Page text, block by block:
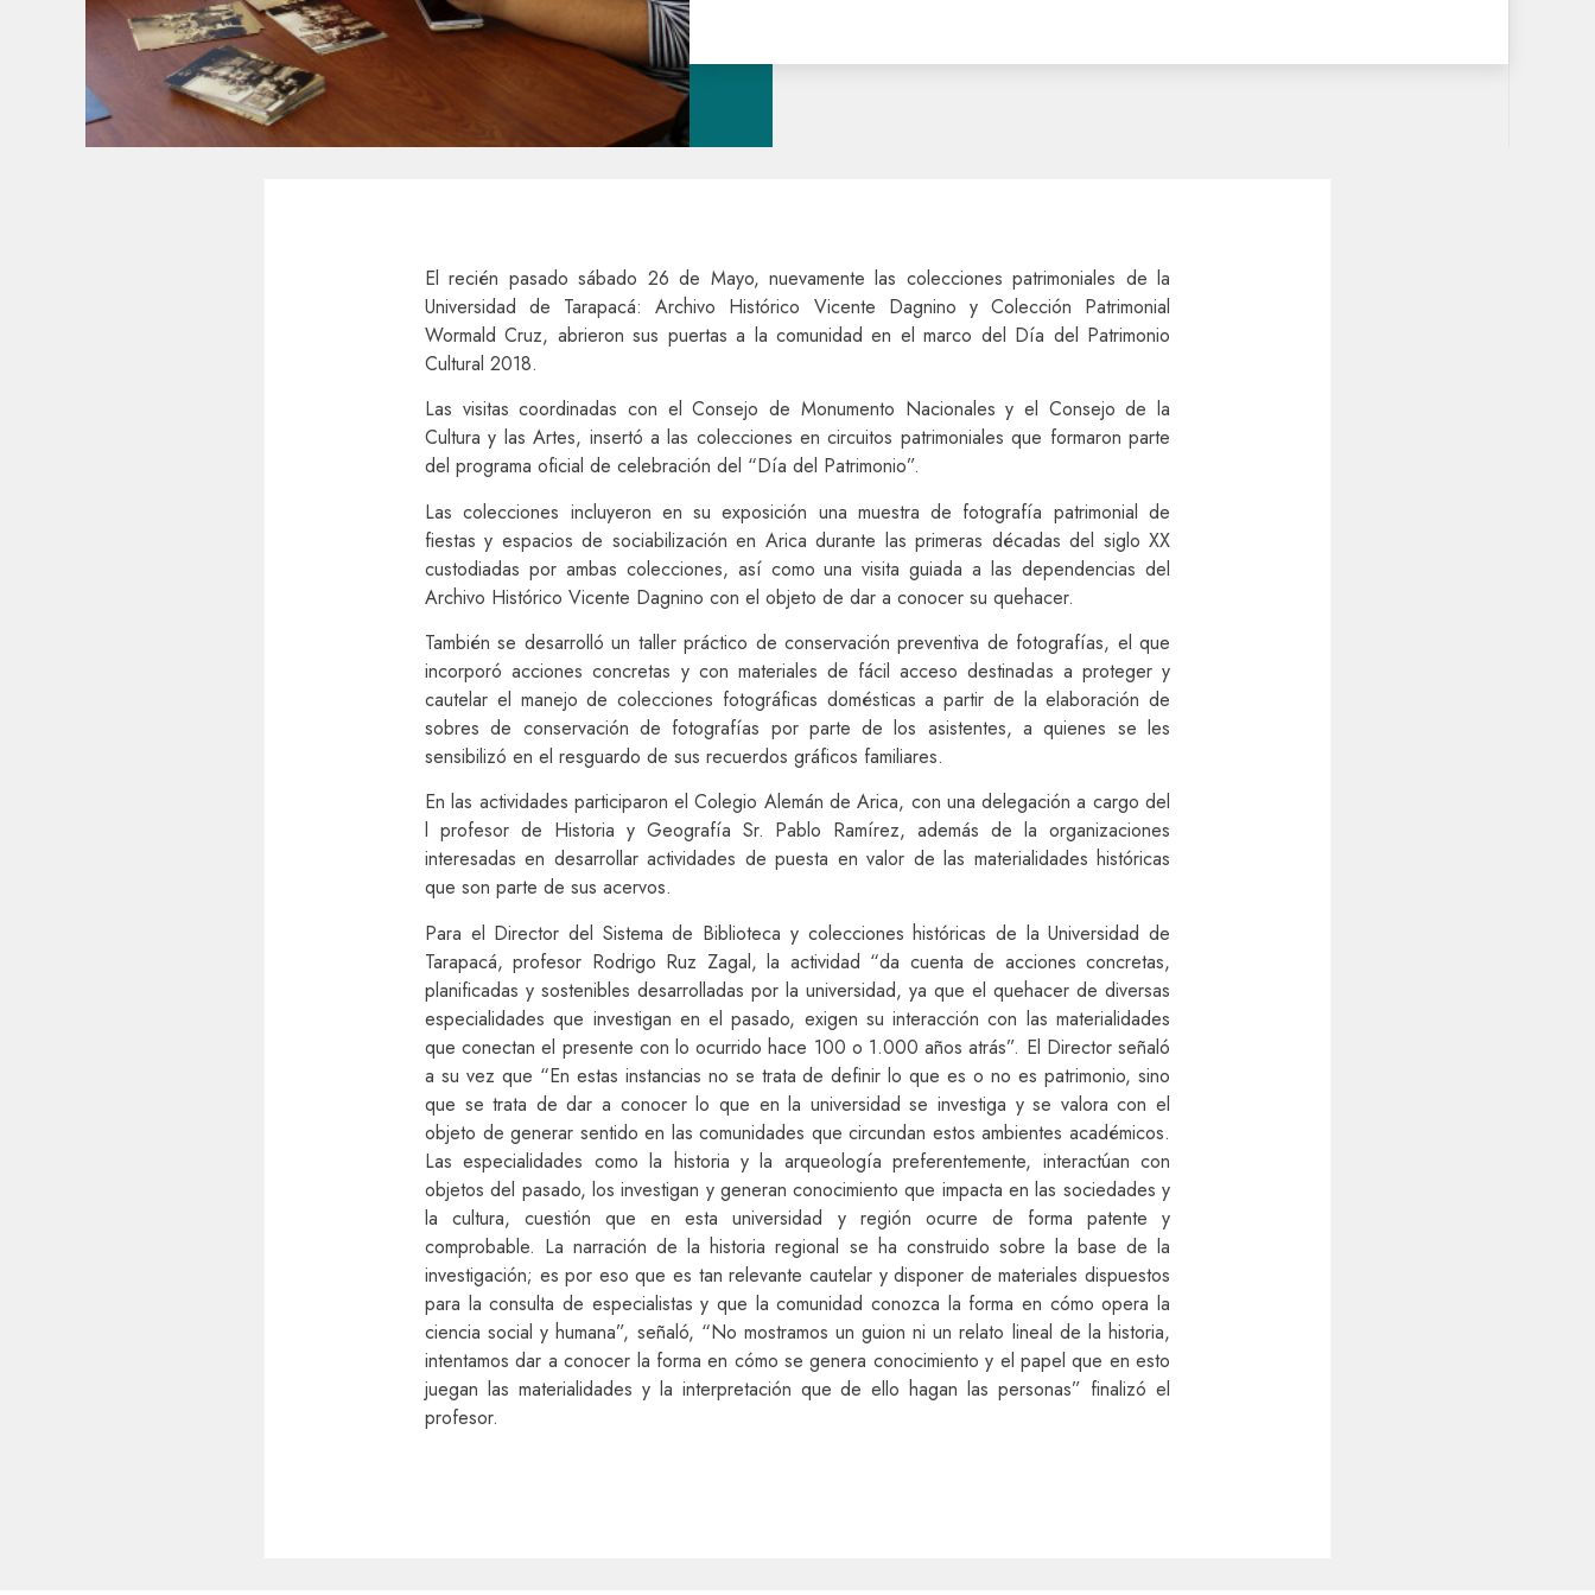
El recién pasado sábado 26 de Mayo, nuevamente las colecciones patrimoniales de la
Universidad de Tarapacá: Archivo Histórico Vicente Dagnino y Colección Patrimonial
Wormald Cruz, abrieron sus puertas a la comunidad en el marco del Día del Patrimonio
Cultural 2018.
Las visitas coordinadas con el Consejo de Monumento Nacionales y el Consejo de la
Cultura y las Artes, insertó a las colecciones en circuitos patrimoniales que formaron parte
del programa oficial de celebración del “Día del Patrimonio”.
Las colecciones incluyeron en su exposición una muestra de fotografía patrimonial de
fiestas y espacios de sociabilización en Arica durante las primeras décadas del siglo XX
custodiadas por ambas colecciones, así como una visita guiada a las dependencias del
Archivo Histórico Vicente Dagnino con el objeto de dar a conocer su quehacer.
También se desarrolló un taller práctico de conservación preventiva de fotografías, el que
incorporó acciones concretas y con materiales de fácil acceso destinadas a proteger y
cautelar el manejo de colecciones fotográficas domésticas a partir de la elaboración de
sobres de conservación de fotografías por parte de los asistentes, a quienes se les
sensibilizó en el resguardo de sus recuerdos gráficos familiares.
En las actividades participaron el Colegio Alemán de Arica, con una delegación a cargo del
l profesor de Historia y Geografía Sr. Pablo Ramírez, además de la organizaciones
interesadas en desarrollar actividades de puesta en valor de las materialidades históricas
que son parte de sus acervos.
Para el Director del Sistema de Biblioteca y colecciones históricas de la Universidad de
Tarapacá, profesor Rodrigo Ruz Zagal, la actividad “da cuenta de acciones concretas,
planificadas y sostenibles desarrolladas por la universidad, ya que el quehacer de diversas
especialidades que investigan en el pasado, exigen su interacción con las materialidades
que conectan el presente con lo ocurrido hace 100 o 1.000 años atrás”. El Director señaló
a su vez que “En estas instancias no se trata de definir lo que es o no es patrimonio, sino
que se trata de dar a conocer lo que en la universidad se investiga y se valora con el
objeto de generar sentido en las comunidades que circundan estos ambientes académicos.
Las especialidades como la historia y la arqueología preferentemente, interactúan con
objetos del pasado, los investigan y generan conocimiento que impacta en las sociedades y
la cultura, cuestión que en esta universidad y región ocurre de forma patente y
comprobable. La narración de la historia regional se ha construido sobre la base de la
investigación; es por eso que es tan relevante cautelar y disponer de materiales dispuestos
para la consulta de especialistas y que la comunidad conozca la forma en cómo opera la
ciencia social y humana”, señaló, “No mostramos un guion ni un relato lineal de la historia,
intentamos dar a conocer la forma en cómo se genera conocimiento y el papel que en esto
juegan las materialidades y la interpretación que de ello hagan las personas” finalizó el
profesor.